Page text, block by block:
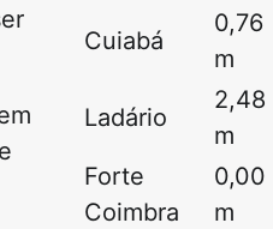
Cuiabá
0,76
m
Ladário
2,48
m
Forte
Coimbra
0,00
m